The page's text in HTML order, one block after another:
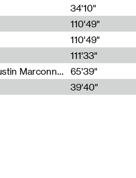
34'10"
110'49"
110'49"
111'33"
Sarah Tritz, Elene Lapiashivili, Justin Marconnet, Mateo Cuche, Esther Lechevalier, Suzie Lecroart, Romance Castelet
65'39"
39'40"